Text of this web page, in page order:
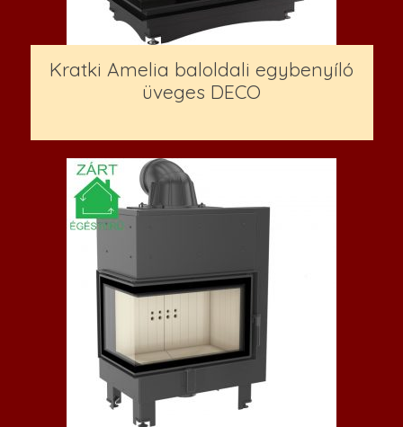
994,700
Kratki Amelia baloldali egybenyíló
üveges DECO